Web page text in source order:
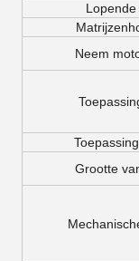
Neem
Grootte